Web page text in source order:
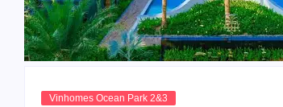
Vinhomes Ocean Park 2&3